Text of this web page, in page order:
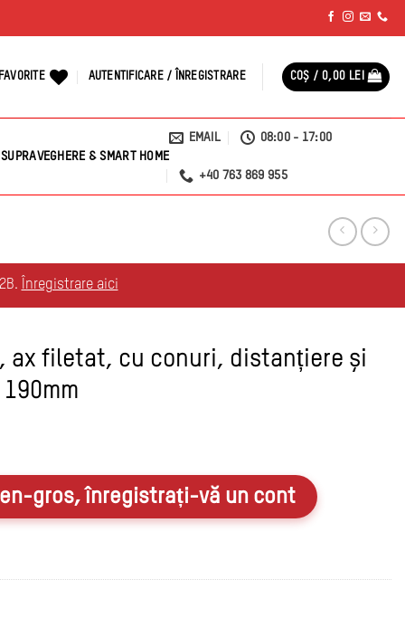
AUTENTIFICARE / ÎNREGISTRARE COȘ / 0,00 LEI
SUPRAVEGHERE & SMART HOME
EMAIL 08:00 - 17:00
+40 763 869 955
Înregistrare aici
ax filetat, cu conuri, distanțiere și
gros, înregistrați-vă un cont